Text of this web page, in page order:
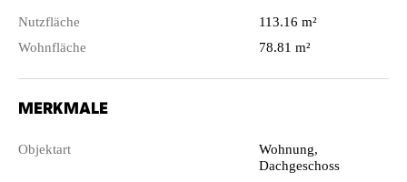
Nutzfläche
113.16 m²
Wohnfläche
78.81 m²
MERKMALE
Objektart
Wohnung,
Dachgeschoss